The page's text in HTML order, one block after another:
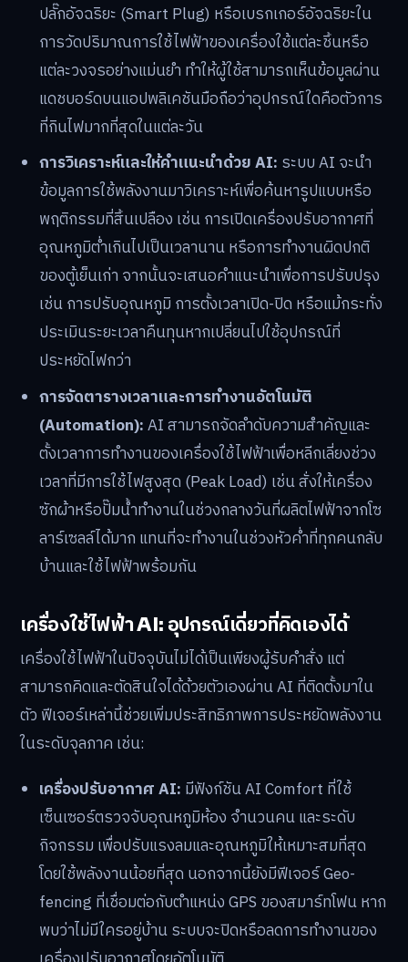
ปลั๊กอัจฉริยะ (Smart Plug) หรือเบรกเกอร์อัจฉริยะใน
การวัดปริมาณการใช้ไฟฟ้าของเครื่องใช้แต่ละชิ้นหรือ
แต่ละวงจรอย่างแม่นยำ ทำให้ผู้ใช้สามารถเห็นข้อมูลผ่าน
แดชบอร์ดบนแอปพลิเคชันมือถือว่าอุปกรณ์ใดคือตัวการ
ที่กินไฟมากที่สุดในแต่ละวัน
การวิเคราะห์และให้คำแนะนำด้วย AI: ระบบ AI จะนำ
ข้อมูลการใช้พลังงานมาวิเคราะห์เพื่อค้นหารูปแบบหรือ
พฤติกรรมที่สิ้นเปลือง เช่น การเปิดเครื่องปรับอากาศที่
อุณหภูมิต่ำเกินไปเป็นเวลานาน หรือการทำงานผิดปกติ
ของตู้เย็นเก่า จากนั้นจะเสนอคำแนะนำเพื่อการปรับปรุง
เช่น การปรับอุณหภูมิ การตั้งเวลาเปิด-ปิด หรือแม้กระทั่ง
ประเมินระยะเวลาคืนทุนหากเปลี่ยนไปใช้อุปกรณ์ที่
ประหยัดไฟกว่า
การจัดตารางเวลาและการทำงานอัตโนมัติ
(Automation):AI สามารถจัดลำดับความสำคัญและ
ตั้งเวลาการทำงานของเครื่องใช้ไฟฟ้าเพื่อหลีกเลี่ยงช่วง
เวลาที่มีการใช้ไฟสูงสุด (Peak Load) เช่น สั่งให้เครื่อง
ซักผ้าหรือปั๊มน้ำทำงานในช่วงกลางวันที่ผลิตไฟฟ้าจากโซ
ลาร์เซลล์ได้มาก แทนที่จะทำงานในช่วงหัวค่ำที่ทุกคนกลับ
บ้านและใช้ไฟฟ้าพร้อมกัน
เครื่องใช้ไฟฟ้า AI: อุปกรณ์เดี่ยวที่คิดเองได้
เครื่องใช้ไฟฟ้าในปัจจุบันไม่ได้เป็นเพียงผู้รับคำสั่ง แต่
สามารถคิดและตัดสินใจได้ด้วยตัวเองผ่าน AI ที่ติดตั้งมาใน
ตัว ฟีเจอร์เหล่านี้ช่วยเพิ่มประสิทธิภาพการประหยัดพลังงาน
ในระดับจุลภาค เช่น:
เครื่องปรับอากาศ AI: มีฟังก์ชัน AI Comfort ที่ใช้
เซ็นเซอร์ตรวจจับอุณหภูมิห้อง จำนวนคน และระดับ
กิจกรรม เพื่อปรับแรงลมและอุณหภูมิให้เหมาะสมที่สุด
โดยใช้พลังงานน้อยที่สุด นอกจากนี้ยังมีฟีเจอร์ Geo-
fencing ที่เชื่อมต่อกับตำแหน่ง GPS ของสมาร์ทโฟน หาก
พบว่าไม่มีใครอยู่บ้าน ระบบจะปิดหรือลดการทำงานของ